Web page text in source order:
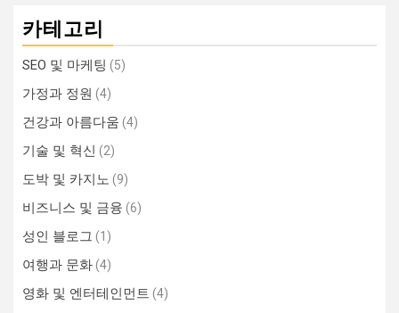
카테고리
SEO 및 마케팅 (5)
가정과 정원 (4)
건강과 아름다움 (4)
기술 및 혁신 (2)
도박 및 카지노 (9)
비즈니스 및 금융 (6)
성인 블로그 (1)
여행과 문화(4)
영화 및 엔터테인먼트 (4)